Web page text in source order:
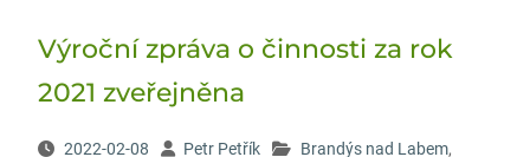
Výroční zpráva o činnosti za rok
2021 zveřejněna
2022-02-08 Petr Petřík Brandýs nad Labem,